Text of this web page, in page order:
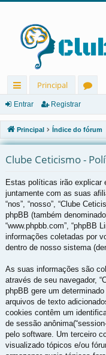
in
ks
rá
pi
d
os
Principal
u
ns
Entrar Registrar
Principal Índice do fórum
Clube Ceticismo -
Estas políticas irão explicar
juntamente com as suas
“nos”, “nosso”, “Clube
phpBB (também denominado
“www.phpbb.com”, “phpBB
informações coletadas por
dentro de nosso sistema
As suas informações são
através de seu navegador,
phpBB gere um
arquivos de texto
cookies contêm um
de sessão
pelo software. Um terceiro
visualizado tópicos e/ou